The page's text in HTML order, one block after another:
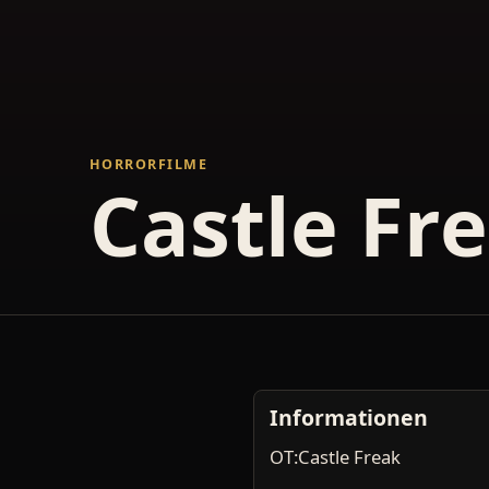
HORRORFILME
Castle
Informationen
OT:Castle Freak